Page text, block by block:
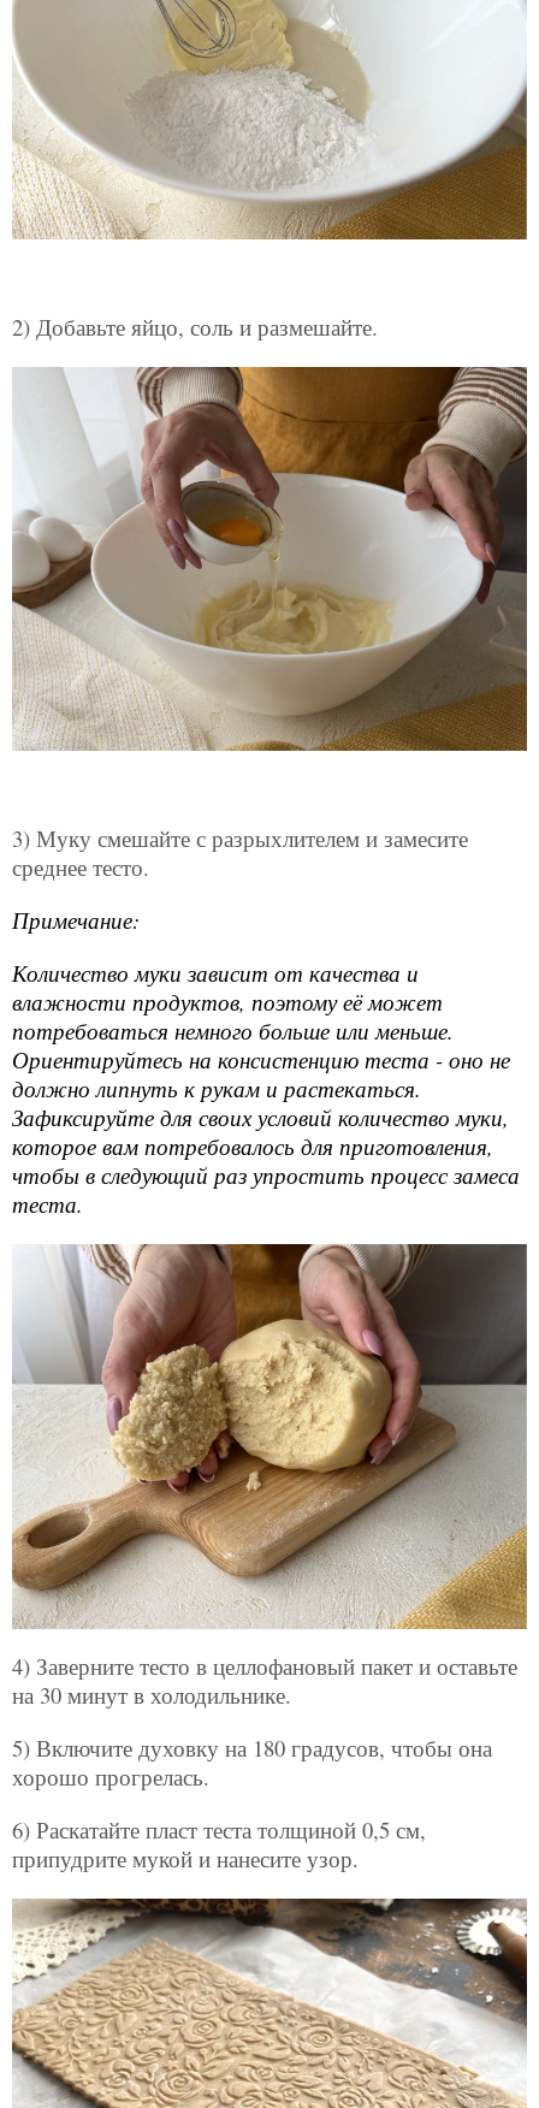
2) Добавьте яйцо, соль и размешайте.
3) Муку смешайте с разрыхлителем и замесите
среднее тесто.
Примечание:
Количество муки зависит от качества и
влажности продуктов, поэтому её может
потребоваться немного больше или меньше.
Ориентируйтесь на консистенцию теста - оно не
должно липнуть к рукам и растекаться.
Зафиксируйте для своих условий количество муки,
которое вам потребовалось для приготовления,
чтобы в следующий раз упростить процесс замеса
теста.
4) Заверните тесто в целлофановый пакет и оставьте
на 30 минут в холодильнике.
5) Включите духовку на 180 градусов, чтобы она
хорошо прогрелась.
6) Раскатайте пласт теста толщиной 0,5 см,
припудрите мукой и нанесите узор.